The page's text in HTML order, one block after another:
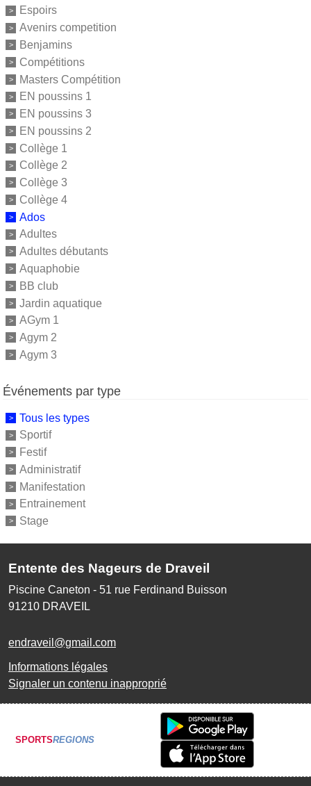
Espoirs
Avenirs competition
Benjamins
Compétitions
Masters Compétition
EN poussins 1
EN poussins 3
EN poussins 2
Collège 1
Collège 2
Collège 3
Collège 4
Ados
Adultes
Adultes débutants
Aquaphobie
BB club
Jardin aquatique
AGym 1
Agym 2
Agym 3
Événements par type
Tous les types
Sportif
Festif
Administratif
Manifestation
Entrainement
Stage
Entente des Nageurs de Draveil
Piscine Caneton - 51 rue Ferdinand Buisson
91210 DRAVEIL
endraveil@gmail.com
Informations légales
Signaler un contenu inapproprié
SPORTSREGIONS